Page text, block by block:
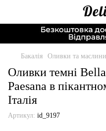
Бакалія Оливки та маслини
Оливки темні
Paesana в
Італія
Артикул: id_9197